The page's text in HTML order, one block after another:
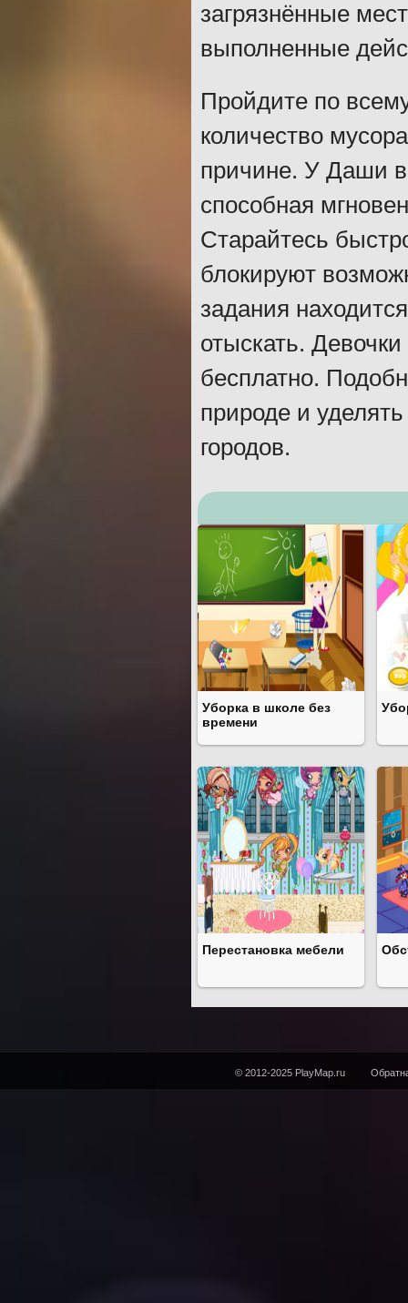
загрязнённые
выполненные
Пройдите по
количество
причине. У Даши в
способная
Старайтесь
блокируют
задания
отыскать.
бесплатно.
природе и
городов.
Уборка в школе без
времени
Перестановка мебели
© 2012-2025 PlayMap.ru